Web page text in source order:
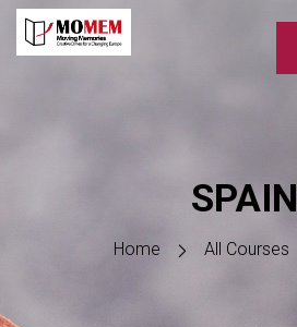
SPAIN
Home All Courses